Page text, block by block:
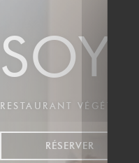
RESTAURANT
RÉSERVER